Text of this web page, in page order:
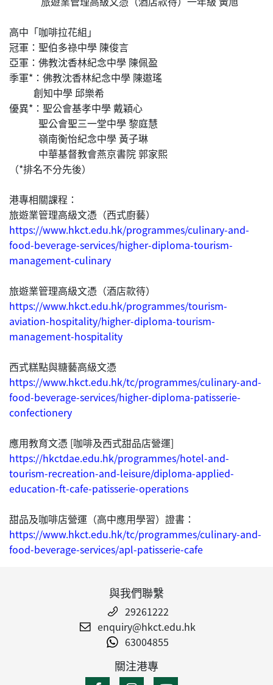
高中「咖啡拉花組」
冠軍：聖伯多祿中學 陳俊言
亞軍：佛教沈香林紀念中學 陳佩盈
季軍*：佛教沈香林紀念中學 陳遨瑤
創知中學 邱樂希
優異*：聖公會基孝中學 戴穎心
聖公會聖三一堂中學 黎庭慧
嶺南衡怡紀念中學 黃子琳
中華基督教會燕京書院 郭家熙
（*排名不分先後）
港專相關課程：
旅遊業管理高級文憑（西式廚藝）
https://www.hkct.edu.hk/programmes/culinary-and-
food-beverage-services/higher-diploma-tourism-
management-culinary
旅遊業管理高級文憑（酒店款待）
https://www.hkct.edu.hk/programmes/tourism-
aviation-hospitality/higher-diploma-tourism-
management-hospitality
西式糕點與糖藝高級文憑
https://www.hkct.edu.hk/tc/programmes/culinary-and-
food-beverage-services/higher-diploma-patisserie-
confectionery
應用教育文憑 [咖啡及西式甜品店營運]
https://hkctdae.edu.hk/programmes/hotel-and-
tourism-recreation-and-leisure/diploma-applied-
education-ft-cafe-patisserie-operations
甜品及咖啡店營運（高中應用學習）證書：
https://www.hkct.edu.hk/tc/programmes/culinary-and-
food-beverage-services/apl-patisserie-cafe
與我們聯繫
29261222
enquiry@hkct.edu.hk
63004855
關注港專